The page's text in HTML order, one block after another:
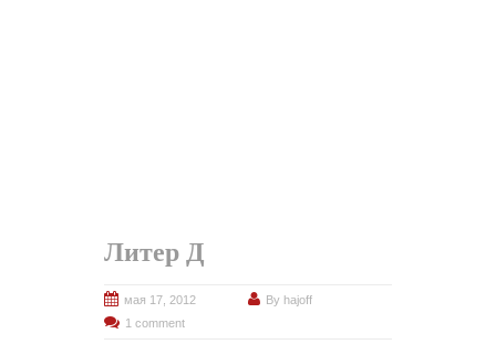
Литер Д
мая 17, 2012 By hajoff
1 comment